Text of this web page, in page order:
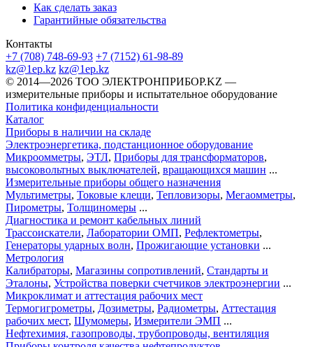
Как сделать заказ
Гарантийные обязательства
Контакты
+7 (708) 748-69-93 +7 (7152) 61-98-89
kz@1ep.kz kz@1ep.kz
©️ 2014—2026 ТОО ЭЛЕКТРОНПРИБОР.KZ —
измерительные приборы и испытательное оборудование
Политика конфиденциальности
Каталог
Приборы в наличии на складе
Электроэнергетика, подстанционное оборудование
Микроомметры, ЭТЛ, Приборы для трансформаторов,
высоковольтных выключателей, вращающихся машин ...
Измерительные приборы общего назначения
Мультиметры, Токовые клещи, Тепловизоры, Мегаомметры,
Пирометры, Толщиномеры ...
Диагностика и ремонт кабельных линий
Трассоискатели, Лаборатории ОМП, Рефлектометры,
Генераторы ударных волн, Прожигающие установки ...
Метрология
Калибраторы, Магазины сопротивлений, Стандарты и
Эталоны, Устройства поверки счетчиков электроэнергии ...
Микроклимат и аттестация рабочих мест
Термогигрометры, Дозиметры, Радиометры, Аттестация
рабочих мест, Шумомеры, Измерители ЭМП ...
Нефтехимия, газопроводы, трубопроводы, вентиляция